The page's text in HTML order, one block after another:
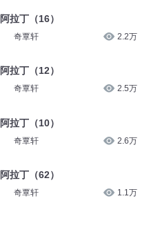
阿拉丁（16）
奇覃轩 2.2万
阿拉丁（12）
奇覃轩 2.5万
阿拉丁（10）
奇覃轩 2.6万
阿拉丁（62）
奇覃轩 1.1万